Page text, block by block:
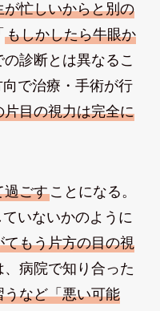
が忙しいからと別の
もしかしたら牛眼か
診断とは異なるこ
で治療・手術が行
片目の視力は完全に
過ごすことになる。
いないかのように
もう片方の目の視
、病院で知り合った
うなど「悪い可能